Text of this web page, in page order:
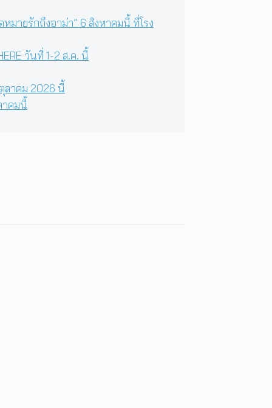
มายรักถึงอาม่า” 6 สิงหาคมนี้ ที่โรง
วันที่ 1-2 ส.ค. นี้
ตุลาคม 2026 นี้
าคมนี้